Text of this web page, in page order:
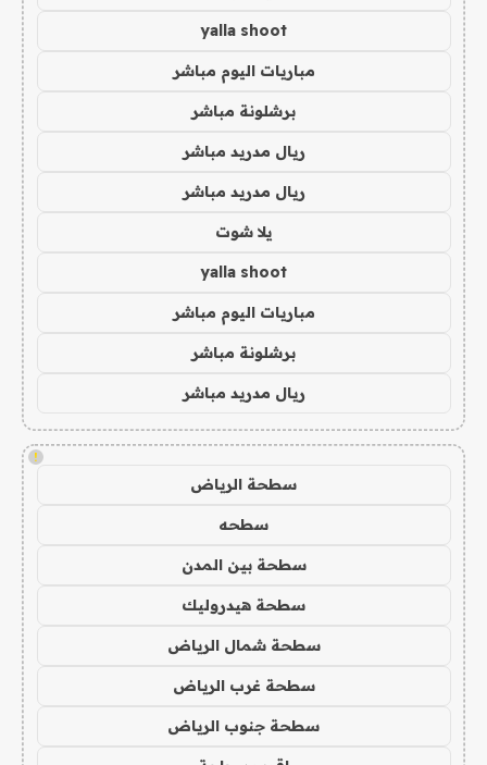
yalla shoot
مباريات اليوم مباشر
برشلونة مباشر
ريال مدريد مباشر
ريال مدريد مباشر
يلا شوت
yalla shoot
مباريات اليوم مباشر
برشلونة مباشر
ريال مدريد مباشر
!
سطحة الرياض
سطحه
سطحة بين المدن
سطحة هيدروليك
سطحة شمال الرياض
سطحة غرب الرياض
سطحة جنوب الرياض